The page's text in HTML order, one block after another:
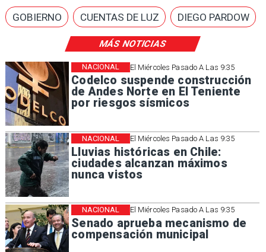
MÁS NOTICIAS
El Miércoles Pasado A Las 9:35
Codelco suspende construcción
de Andes Norte en El Teniente
por riesgos sísmicos
NACIONAL
El Miércoles Pasado A Las 9:35
Lluvias históricas en Chile:
ciudades alcanzan máximos
nunca vistos
NACIONAL
El Miércoles Pasado A Las 9:35
Senado aprueba mecanismo de
compensación municipal
NACIONAL
GOBIERNO CUENTAS DE LUZ DIEGO PARDOW